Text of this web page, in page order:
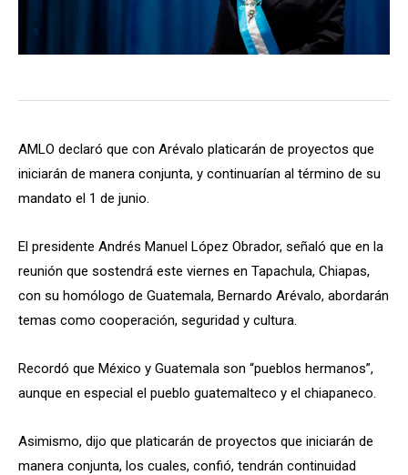
AMLO declaró que con Arévalo platicarán de proyectos que
iniciarán de manera conjunta, y continuarían al término de su
mandato el 1 de junio.
El presidente Andrés Manuel López Obrador, señaló que en la
reunión que sostendrá este viernes en Tapachula, Chiapas,
con su homólogo de Guatemala, Bernardo Arévalo, abordarán
temas como cooperación, seguridad y cultura.
Recordó que México y Guatemala son “pueblos hermanos”,
aunque en especial el pueblo guatemalteco y el chiapaneco.
Asimismo, dijo que platicarán de proyectos que iniciarán de
manera conjunta, los cuales, confió, tendrán continuidad